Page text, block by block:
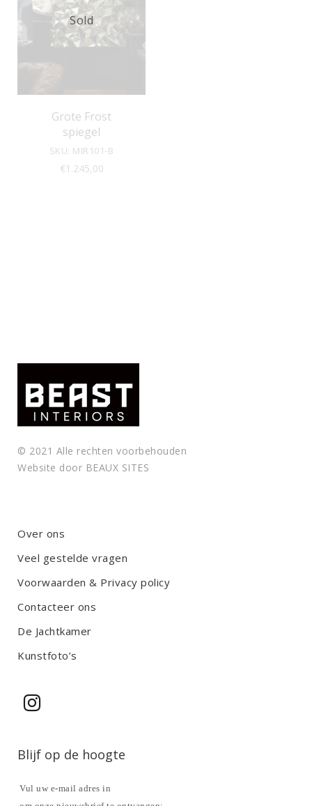
Grote Frost
spiegel
SKU: MIR101-B
€1.245,00
Sold
© 2021 Alle rechten voorbehouden
Website door BEAUX SITES
Over ons
Veel gestelde vragen
Voorwaarden & Privacy policy
Contacteer ons
De Jachtkamer
Kunstfoto’s
Blijf op de hoogte
Vul uw e-mail adres in